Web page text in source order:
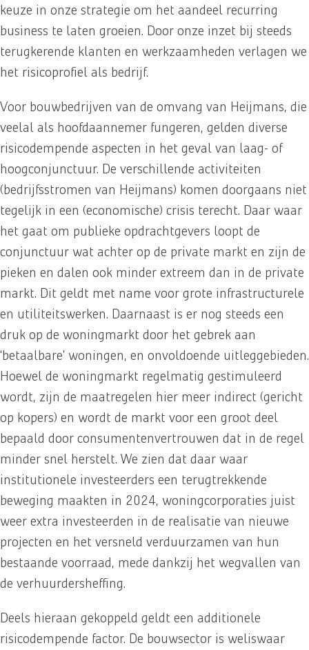
keuze in onze strategie om het aandeel recurring
business te laten groeien. Door onze inzet bij steeds
terugkerende klanten en werkzaamheden verlagen we
het risicoprofiel als bedrijf.
Voor bouwbedrijven van de omvang van Heijmans, die
veelal als hoofdaannemer fungeren, gelden diverse
risicodempende aspecten in het geval van laag- of
hoogconjunctuur. De verschillende activiteiten
(bedrijfsstromen van Heijmans) komen doorgaans niet
tegelijk in een (economische) crisis terecht. Daar waar
het gaat om publieke opdrachtgevers loopt de
conjunctuur wat achter op de private markt en zijn de
pieken en dalen ook minder extreem dan in de private
markt. Dit geldt met name voor grote infrastructurele
en utiliteitswerken. Daarnaast is er nog steeds een
druk op de woningmarkt door het gebrek aan
‘betaalbare’ woningen, en onvoldoende uitleggebieden.
Hoewel de woningmarkt regelmatig gestimuleerd
wordt, zijn de maatregelen hier meer indirect (gericht
op kopers) en wordt de markt voor een groot deel
bepaald door consumentenvertrouwen dat in de regel
minder snel herstelt. We zien dat daar waar
institutionele investeerders een terugtrekkende
beweging maakten in 2024, woningcorporaties juist
weer extra investeerden in de realisatie van nieuwe
projecten en het versneld verduurzamen van hun
bestaande voorraad, mede dankzij het wegvallen van
de verhuurdersheffing.
Deels hieraan gekoppeld geldt een additionele
risicodempende factor. De bouwsector is weliswaar